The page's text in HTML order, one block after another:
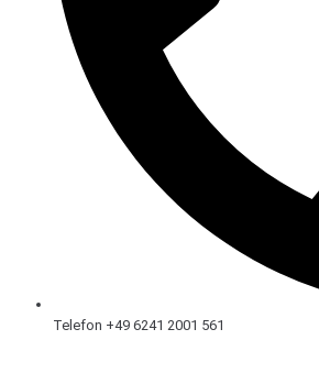
Telefon +49 6241 2001 561